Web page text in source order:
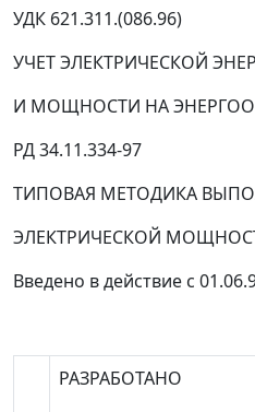
УДК 621.311.(086.96)
УЧЕТ ЭЛЕКТРИЧЕСКОЙ
И МОЩНОСТИ НА
РД 34.11.334-97
ТИПОВАЯ МЕТОДИКА
ЭЛЕКТРИЧЕСКОЙ
Введено в действие с
РАЗРАБОТАНО